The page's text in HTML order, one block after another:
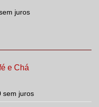
juros
e Chá
sem juros